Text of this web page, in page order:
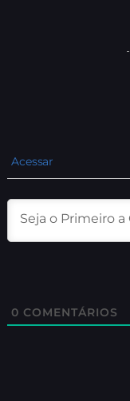
Acessar
0 COMENTÁRIOS